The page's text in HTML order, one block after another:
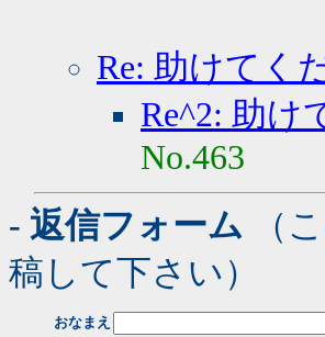
Re: 助けてく
Re^2: 助け
No.463
- 返信フォーム （
稿して下さい）
おなまえ